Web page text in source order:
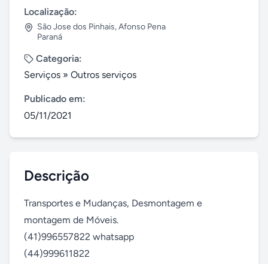
Localização:
São Jose dos Pinhais,Afonso Pena
Paraná
Categoria:
Serviços » Outros serviços
Publicado em:
05/11/2021
Descrição
Transportes e Mudanças, Desmontagem e
montagem de Móveis.
(41)996557822 whatsapp
(44)999611822